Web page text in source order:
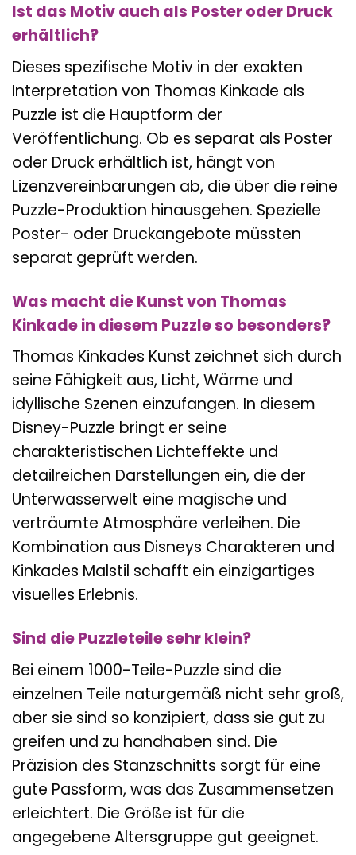
Ist das Motiv auch als Poster oder Druck
erhältlich?
Dieses spezifische Motiv in der exakten
Interpretation von Thomas Kinkade als
Puzzle ist die Hauptform der
Veröffentlichung. Ob es separat als Poster
oder Druck erhältlich ist, hängt von
Lizenzvereinbarungen ab, die über die reine
Puzzle-Produktion hinausgehen. Spezielle
Poster- oder Druckangebote müssten
separat geprüft werden.
Was macht die Kunst von Thomas
Kinkade in diesem Puzzle so besonders?
Thomas Kinkades Kunst zeichnet sich durch
seine Fähigkeit aus, Licht, Wärme und
idyllische Szenen einzufangen. In diesem
Disney-Puzzle bringt er seine
charakteristischen Lichteffekte und
detailreichen Darstellungen ein, die der
Unterwasserwelt eine magische und
verträumte Atmosphäre verleihen. Die
Kombination aus Disneys Charakteren und
Kinkades Malstil schafft ein einzigartiges
visuelles Erlebnis.
Sind die Puzzleteile sehr klein?
Bei einem 1000-Teile-Puzzle sind die
einzelnen Teile naturgemäß nicht sehr groß,
aber sie sind so konzipiert, dass sie gut zu
greifen und zu handhaben sind. Die
Präzision des Stanzschnitts sorgt für eine
gute Passform, was das Zusammensetzen
erleichtert. Die Größe ist für die
angegebene Altersgruppe gut geeignet.